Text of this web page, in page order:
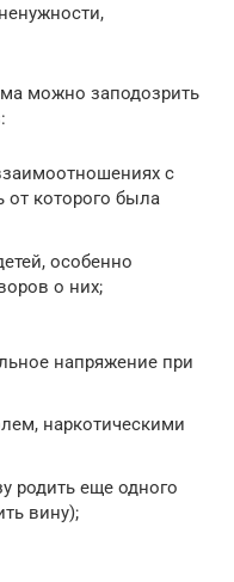
можно заподозрить
с
от которого была
особенно
о них;
напряжение при
наркотическими
родить еще одного
вину);